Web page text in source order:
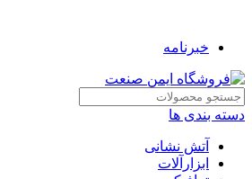
خبرنامه
دسته بندی ها
آتش نشانی
ابزارآلات